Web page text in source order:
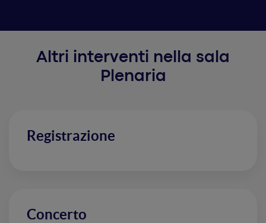
Altri interventi nella sala
Plenaria
Registrazione
Concerto